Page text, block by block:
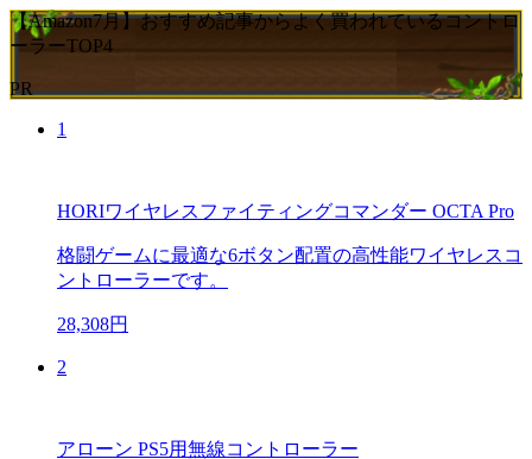
【Amazon7月】おすすめ記事からよく買われているコントロ
ーラーTOP4
PR
1
HORIワイヤレスファイティングコマンダー OCTA Pro
格闘ゲームに最適な6ボタン配置の高性能ワイヤレスコ
ントローラーです。
28,308円
2
アローン PS5用無線コントローラー